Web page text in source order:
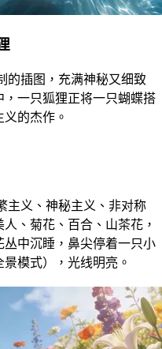
的插图，充满神秘又细致
一只狐狸正将一只蝴蝶搭
的杰作。
主义、神秘主义、非对称
、菊花、百合、山茶花，
中沉睡，鼻尖停着一只小
模式），光线明亮。